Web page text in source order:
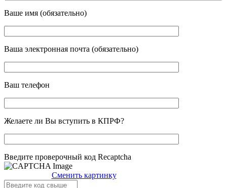
Ваше имя (обязательно)
Ваша электронная почта (обязательно)
Ваш телефон
Желаете ли Вы вступить в КПРФ?
Введите проверочный код Recaptcha
Сменить картинку